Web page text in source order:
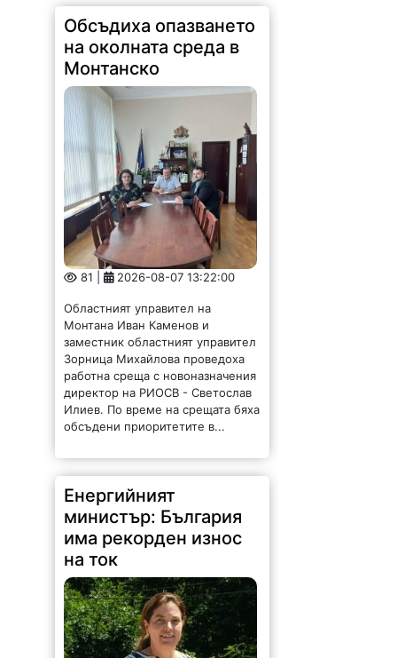
Обсъдиха опазването
на околната среда в
Монтанско
81 | 2026-08-07 13:22:00
Областният управител на
Монтана Иван Каменов и
заместник областният управител
Зорница Михайлова проведоха
работна среща с новоназначения
директор на РИОСВ - Светослав
Илиев. По време на срещата бяха
обсъдени приоритетите в...
Енергийният
министър: България
има рекорден износ
на ток